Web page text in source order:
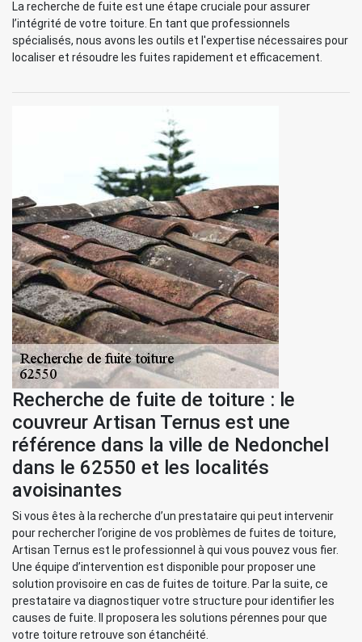
La recherche de fuite est une étape cruciale pour assurer
l’intégrité de votre toiture. En tant que professionnels
spécialisés, nous avons les outils et l'expertise nécessaires pour
localiser et résoudre les fuites rapidement et efficacement.
Recherche de fuite de toiture : le
couvreur Artisan Ternus est une
référence dans la ville de Nedonchel
dans le 62550 et les localités
avoisinantes
Si vous êtes à la recherche d’un prestataire qui peut intervenir
pour rechercher l’origine de vos problèmes de fuites de toiture,
Artisan Ternus est le professionnel à qui vous pouvez vous fier.
Une équipe d’intervention est disponible pour proposer une
solution provisoire en cas de fuites de toiture. Par la suite, ce
prestataire va diagnostiquer votre structure pour identifier les
causes de fuite. Il proposera les solutions pérennes pour que
votre toiture retrouve son étanchéité.